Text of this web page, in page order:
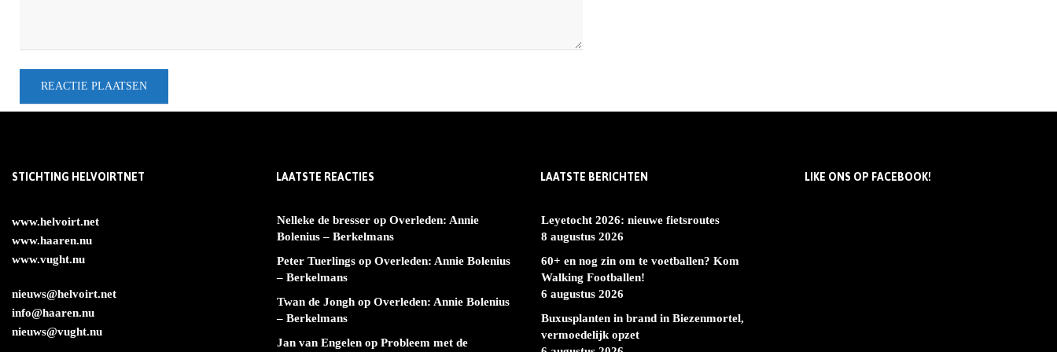
STICHTING HELVOIRTNET
www.helvoirt.net
www.haaren.nu
www.vught.nu
nieuws@helvoirt.net
info@haaren.nu
nieuws@vught.nu
LAATSTE REACTIES
Nelleke de bresser op Overleden: Annie
Bolenius – Berkelmans
Peter Tuerlings op Overleden: Annie Bolenius
– Berkelmans
Twan de Jongh op Overleden: Annie Bolenius
– Berkelmans
Jan van Engelen op Probleem met de
LAATSTE BERICHTEN
Leyetocht 2026: nieuwe fietsroutes
8 augustus 2026
60+ en nog zin om te voetballen? Kom
Walking Footballen!
6 augustus 2026
Buxusplanten in brand in Biezenmortel,
vermoedelijk opzet
LIKE ONS OP FACEBOOK!